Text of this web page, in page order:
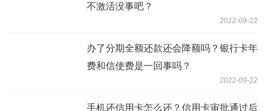
不激活没事吧？
2022-09-22
办了分期全额还款还会降额吗？银行卡年
费和信使费是一回事吗？
2022-09-22
手机还信用卡怎么还？信用卡审批通过后